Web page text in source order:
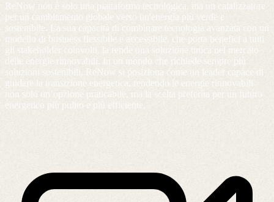
ReNow non è solo una piattaforma tecnologica, ma un catalizzatore
per un cambiamento globale verso un'energia più verde e
sostenibile. La sua capacità di combinare tecnologia avanzata con un
modello di business flessibile e accessibile, che porta benefici a tutti
gli stakeholder coinvolti, la rende una soluzione unica nel mercato
delle energie rinnovabili. In un mondo che richiede sempre più
soluzioni sostenibili, ReNow si posiziona come un leader capace di
guidare la transizione energetica, rendendo le energie rinnovabili
non solo un’opzione praticabile, ma la scelta preferita per un futuro
energetico più pulito e più efficiente.